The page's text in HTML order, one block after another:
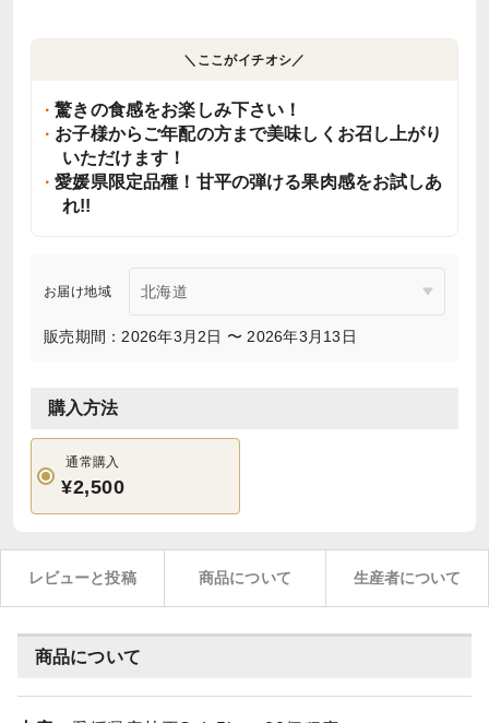
＼ここがイチオシ／
驚きの食感をお楽しみ下さい！
お子様からご年配の方まで美味しくお召し上がり
いただけます！
愛媛県限定品種！甘平の弾ける果肉感をお試しあ
れ!!
お届け地域
販売期間：2026年3月2日 〜 2026年3月13日
購入方法
通常購入
¥2,500
レビューと投稿 商品について 生産者について
商品について